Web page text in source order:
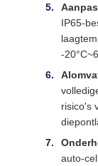
IP65-
-
risico's
auto-